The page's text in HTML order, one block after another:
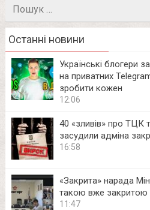
Останні новини
Українські блогери
на приватних
зробити кожен
12:06
40 «зливів» про ТЦК
засудили адміна
16:58
«Закрита» нарада
такою вже закритою
11:47